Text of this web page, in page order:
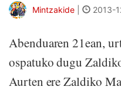
Mintzakide 2013-
Abenduaren 21ean,
ospatuko dugu
Aurten ere Zaldiko